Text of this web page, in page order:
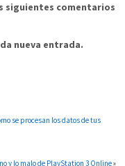
siguientes comentarios
nueva entrada.
se procesan los datos de tus
y lo malo de PlayStation 3 Online»